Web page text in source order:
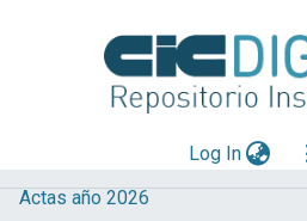
Log In
Explorar
Actas año 2026